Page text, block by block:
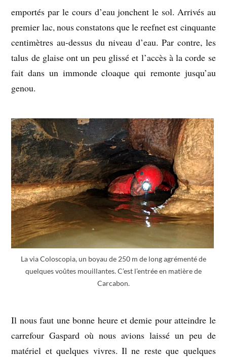
emportés par le cours d’eau jonchent le sol. Arrivés au
premier lac, nous constatons que le reefnet est cinquante
centimètres au-dessus du niveau d’eau. Par contre, les
talus de glaise ont un peu glissé et l’accès à la corde se
fait dans un immonde cloaque qui remonte jusqu’au
genou.
La via Coloscopia, un boyau de 250 m de long agrémenté de
quelques voûtes mouillantes. C’est l’entrée en matière de
Carcabon.
Il nous faut une bonne heure et demie pour atteindre le
carrefour Gaspard où nous avions laissé un peu de
matériel et quelques vivres. Il ne reste que quelques